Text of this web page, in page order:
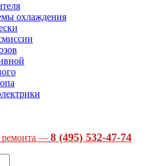
охлаждения
ремонта — 8 (495) 532-47-74